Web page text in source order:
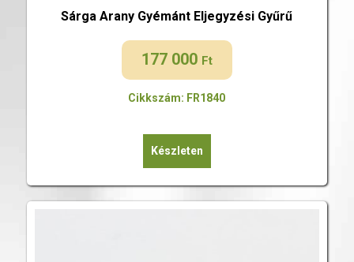
Sárga Arany Gyémánt Eljegyzési Gyűrű
177 000 Ft
Cikkszám: FR1840
Készleten